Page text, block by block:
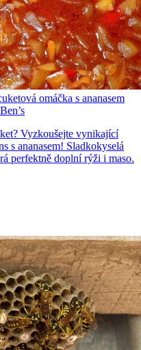
omáčka s ananasem
Vyzkoušejte vynikající
s ananasem! Sladkokyselá
perfektně doplní rýži i maso.